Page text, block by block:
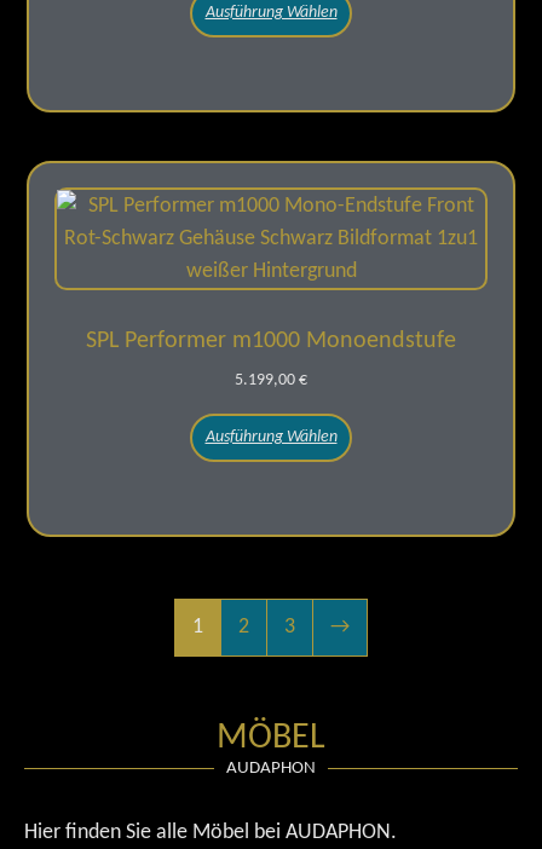
Ausführung Wählen
SPL Performer m1000 Monoendstufe
5.199,00 €
Ausführung Wählen
1 2 3 →
MÖBEL
AUDAPHON
Hier finden Sie alle Möbel bei AUDAPHON.